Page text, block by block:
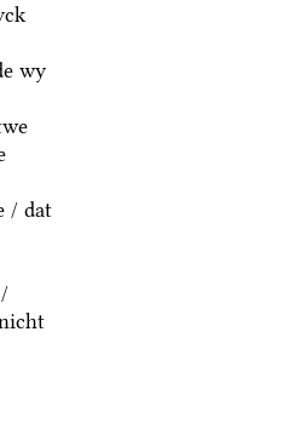
wy
/ dat